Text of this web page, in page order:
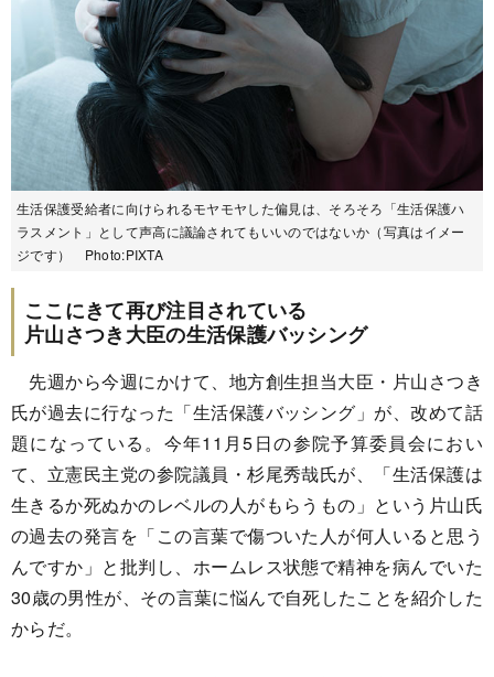
生活保護受給者に向けられるモヤモヤした偏見は、そろそろ「生活保護ハ
ラスメント」として声高に議論されてもいいのではないか（写真はイメー
ジです） Photo:PIXTA
ここにきて再び注目されている
片山さつき大臣の生活保護バッシング
先週から今週にかけて、地方創生担当大臣・片山さつき
氏が過去に行なった「生活保護バッシング」が、改めて話
題になっている。今年11月5日の参院予算委員会におい
て、立憲民主党の参院議員・杉尾秀哉氏が、「生活保護は
生きるか死ぬかのレベルの人がもらうもの」という片山氏
の過去の発言を「この言葉で傷ついた人が何人いると思う
んですか」と批判し、ホームレス状態で精神を病んでいた
30歳の男性が、その言葉に悩んで自死したことを紹介した
からだ。